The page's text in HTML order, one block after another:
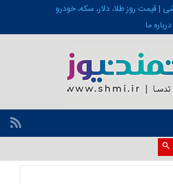
| قیمت روز طلا، دلار، سکه، خودرو
درباره ما